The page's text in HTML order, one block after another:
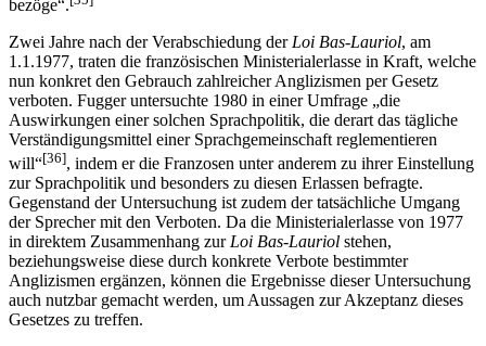
bezöge“.
Zwei Jahre nach der Verabschiedung der Loi Bas-Lauriol, am
1.1.1977, traten die französischen Ministerialerlasse in Kraft, welche
nun konkret den Gebrauch zahlreicher Anglizismen per Gesetz
verboten. Fugger untersuchte 1980 in einer Umfrage „die
Auswirkungen einer solchen Sprachpolitik, die derart das tägliche
Verständigungsmittel einer Sprachgemeinschaft reglementieren
will“[36], indem er die Franzosen unter anderem zu ihrer Einstellung
zur Sprachpolitik und besonders zu diesen Erlassen befragte.
Gegenstand der Untersuchung ist zudem der tatsächliche Umgang
der Sprecher mit den Verboten. Da die Ministerialerlasse von 1977
in direktem Zusammenhang zur Loi Bas-Lauriol stehen,
beziehungsweise diese durch konkrete Verbote bestimmter
Anglizismen ergänzen, können die Ergebnisse dieser Untersuchung
auch nutzbar gemacht werden, um Aussagen zur Akzeptanz dieses
Gesetzes zu treffen.